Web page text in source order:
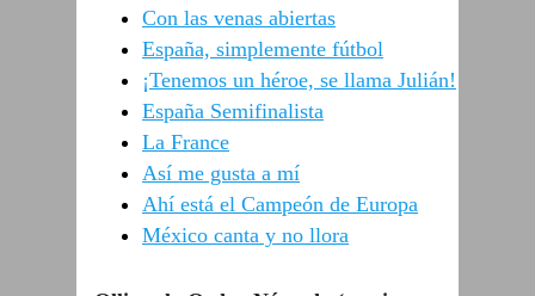
Con las venas abiertas
España, simplemente fútbol
¡Tenemos un héroe, se llama Julián!
España Semifinalista
La France
Así me gusta a mí
Ahí está el Campeón de Europa
México canta y no llora